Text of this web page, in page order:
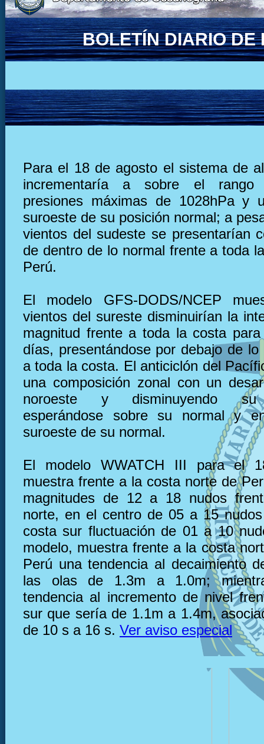
BOLETÍN DIARIO DE
Para el 18 de agosto el sistema de
incrementaría a sobre el rango
presiones máximas de 1028hPa y
suroeste de su posición normal; a
vientos del sudeste se presentarían
de dentro de lo normal frente a toda
Perú.
El modelo GFS-DODS/NCEP
vientos del sureste disminuirían la
magnitud frente a toda la costa
días, presentándose por debajo de lo
a toda la costa. El anticiclón del
una composición zonal con un
noroeste y disminuyendo su
esperándose sobre su normal y
suroeste de su normal.
El modelo WWATCH III para el
muestra frente a la costa norte de
magnitudes de 12 a 18 nudos
norte, en el centro de 05 a 15
costa sur fluctuación de 01 a 10
modelo, muestra frente a la costa
Perú una tendencia al decaimiento
las olas de 1.3m a 1.0m;
tendencia al incremento de nivel
sur que sería de 1.1m a 1.4m,
de 10 s a 16 s. Ver aviso especial